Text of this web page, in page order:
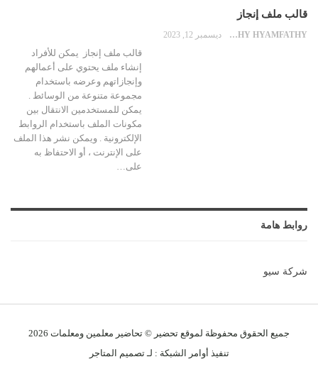
قالب ملف إنجاز
HYAMFATHY HYAMFATHY ديسمبر 12, 2023
قالب ملف إنجاز يمكن للأفراد
إنشاء ملف يحتوي على أعمالهم
وإنجازاتهم وعرضه باستخدام
مجموعة متنوعة من الوسائط .
يمكن للمستخدمين الانتقال بين
مكونات الملف باستخدام الروابط
الإلكترونية . ويمكن نشر هذا الملف
على الإنترنت ، أو الاحتفاظ به
على…
روابط هامة
شركة سيو
جميع الحقوق محفوظة لموقع تحضير © تحاضير معلمين ومعلمات
تنفيذ أوامر الشبكة : لـتصميم المتاجر